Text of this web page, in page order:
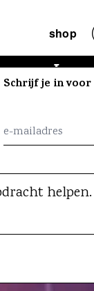
shop
Lees
helpen.
Schrijf je in